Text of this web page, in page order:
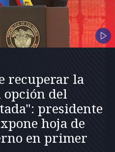
recuperar la
opción del
presidente
hoja de
en primer